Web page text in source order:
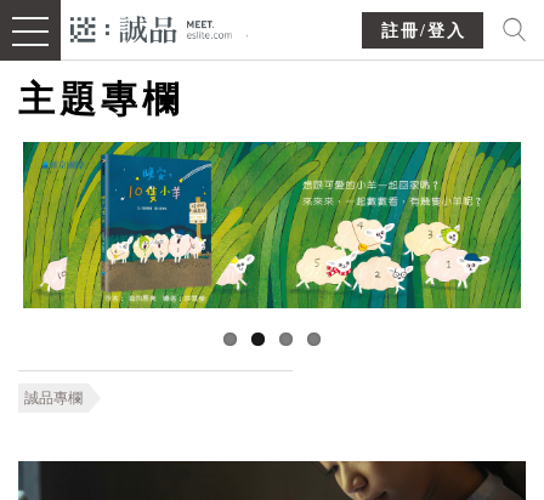
註冊/登入
主題專欄
誠品專欄